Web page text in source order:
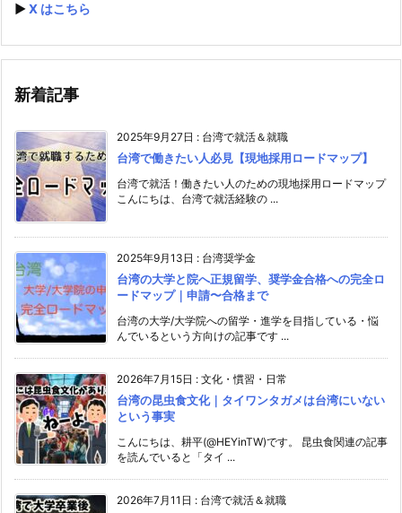
▶️X はこちら
新着記事
2025年9月27日 : 台湾で就活＆就職
台湾で働きたい人必見【現地採用ロードマップ】
台湾で就活！働きたい人のための現地採用ロードマップ
こんにちは、台湾で就活経験の ...
2025年9月13日 : 台湾奨学金
台湾の大学と院へ正規留学、奨学金合格への完全ロ
ードマップ｜申請〜合格まで
台湾の大学/大学院への留学・進学を目指している・悩
んでいるという方向けの記事です ...
2026年7月15日 : 文化・慣習・日常
台湾の昆虫食文化｜タイワンタガメは台湾にいない
という事実
こんにちは、耕平(@HEYinTW)です。 昆虫食関連の記事
を読んでいると「タイ ...
2026年7月11日 : 台湾で就活＆就職